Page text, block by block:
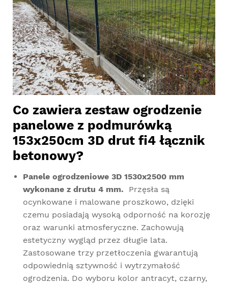
Co zawiera zestaw ogrodzenie
panelowe z podmurówką
153x250cm 3D drut fi4 łącznik
betonowy?
Panele ogrodzeniowe 3D 1530x2500 mm
wykonane z drutu 4 mm. Przęsła są
ocynkowane i malowane proszkowo, dzięki
czemu posiadają wysoką odporność na korozję
oraz warunki atmosferyczne. Zachowują
estetyczny wygląd przez długie lata.
Zastosowane trzy przetłoczenia gwarantują
odpowiednią sztywność i wytrzymałość
ogrodzenia. Do wyboru kolor antracyt, czarny,